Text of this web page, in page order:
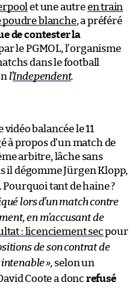
et une autreen train
poudre blanche, a préféré
de contester la
le PGMOL, l’organisme
dans le football
l’Independent.
balancée le 11
à propos d’un match de
arbitre, lâche sans
il dégomme Jürgen Klopp,
Pourquoi tant de haine ?
lors d’un match contre
en m’accusant de
: licenciement secpour
de son contrat de
», selon un
Coote a donc refusé